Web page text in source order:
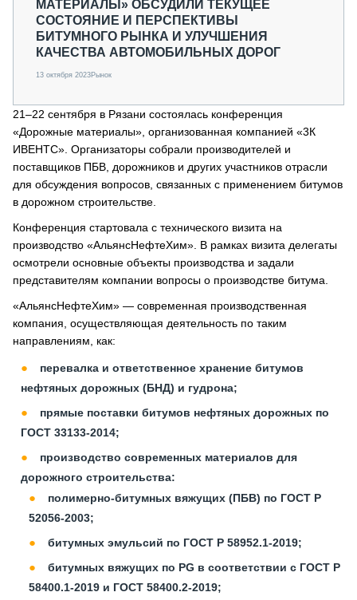
МАТЕРИАЛЫ» ОБСУДИЛИ ТЕКУЩЕЕ
СОСТОЯНИЕ И ПЕРСПЕКТИВЫ
БИТУМНОГО РЫНКА И УЛУЧШЕНИЯ
КАЧЕСТВА АВТОМОБИЛЬНЫХ ДОРОГ
13 октября 2023Рынок
21–22 сентября в Рязани состоялась конференция
«Дорожные материалы», организованная компанией «3К
ИВЕНТС». Организаторы собрали производителей и
поставщиков ПБВ, дорожников и других участников отрасли
для обсуждения вопросов, связанных с применением битумов
в дорожном строительстве.
Конференция стартовала с технического визита на
производство «АльянсНефтеХим». В рамках визита делегаты
осмотрели основные объекты производства и задали
представителям компании вопросы о производстве битума.
«АльянсНефтеХим» — современная производственная
компания, осуществляющая деятельность по таким
направлениям, как:
перевалка и ответственное хранение битумов
нефтяных дорожных (БНД) и гудрона;
прямые поставки битумов нефтяных дорожных по
ГОСТ 33133-2014;
производство современных материалов для
дорожного строительства:
полимерно-битумных вяжущих (ПБВ) по ГОСТ Р
52056-2003;
битумных эмульсий по ГОСТ Р 58952.1-2019;
битумных вяжущих по PG в соответствии с ГОСТ Р
58400.1-2019 и ГОСТ 58400.2-2019;